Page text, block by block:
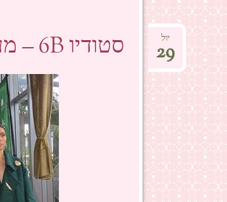
סטודיו 6B – מעצבי העתיד- האישי והטרנדי יול
29